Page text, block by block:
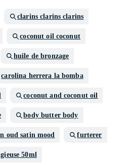
clarins clarins clarins
coconut oil coconut
huile de bronzage
carolina herrera la bomba
coconut and coconut oil
body butter body
oud satin mood furterer
50ml